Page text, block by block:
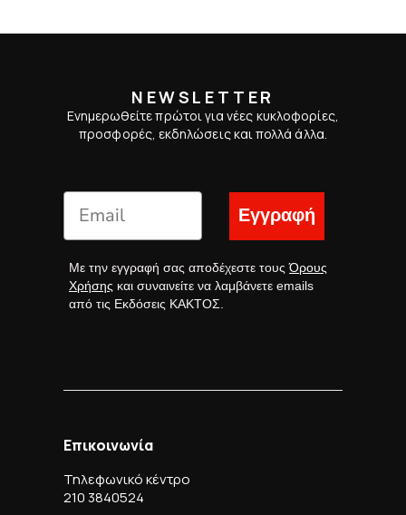
NEWSLETTER
Ενημερωθείτε πρώτοι για νέες κυκλοφορίες,
προσφορές, εκδηλώσεις και πολλά άλλα.
Εγγραφή
Με την εγγραφή σας αποδέχεστε τουςΌρους
Χρήσης και συναινείτε να λαμβάνετε emails
από τις Εκδόσεις ΚΑΚΤΟΣ.
Επικοινωνία
Τηλεφωνικό κέντρο
210 3840524